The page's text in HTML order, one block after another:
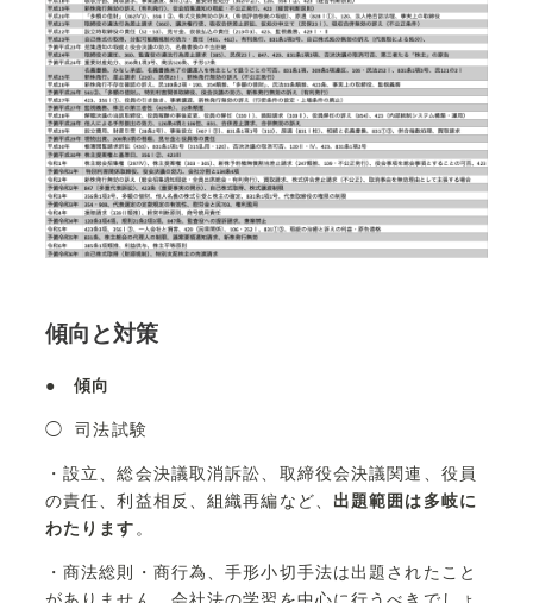
傾向と対策
●傾向
◯ 司法試験
・設立、総会決議取消訴訟、取締役会決議関連、役員
の責任、利益相反、組織再編など、 出題範囲は多岐に
わたります 。
・商法総則・商行為、手形小切手法は出題されたこと
がありません。会社法の学習を中心に行うべきでしょ